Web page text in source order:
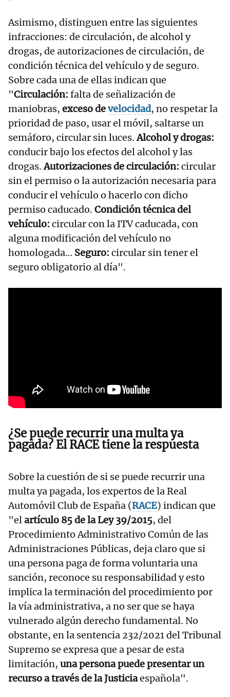
Asimismo, distinguen entre las siguientes
infracciones: de circulación, de alcohol y
drogas, de autorizaciones de circulación, de
condición técnica del vehículo y de seguro.
Sobre cada una de ellas indican que
"Circulación: falta de señalización de
maniobras, exceso develocidad, no respetar la
prioridad de paso, usar el móvil, saltarse un
semáforo, circular sin luces.Alcohol y drogas:
conducir bajo los efectos del alcohol y las
drogas.Autorizaciones de circulación: circular
sin el permiso o la autorización necesaria para
conducir el vehículo o hacerlo con dicho
permiso caducado. Condición técnica del
vehículo: circular con la ITV caducada, con
alguna modificación del vehículo no
homologada… Seguro: circular sin tener el
seguro obligatorio al día".
¿Se puede recurrir una multa ya
pagada? El RACE tiene la respuesta
Sobre la cuestión de si se puede recurrir una
multa ya pagada, los expertos de la Real
Automóvil Club de España (RACE) indican que
"elartículo 85 de la Ley 39/2015, del
Procedimiento Administrativo Común de las
Administraciones Públicas, deja claro que si
una persona paga de forma voluntaria una
sanción, reconoce su responsabilidad y esto
implica la terminación del procedimiento por
la vía administrativa, a no ser que se haya
vulnerado algún derecho fundamental. No
obstante, en la sentencia 232/2021 del Tribunal
Supremo se expresa que a pesar de esta
limitación, una persona puede presentar un
recurso a través de la Justiciaespañola".